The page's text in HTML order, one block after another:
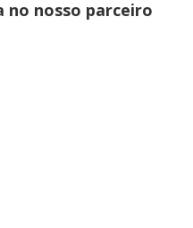
no nosso parceiro